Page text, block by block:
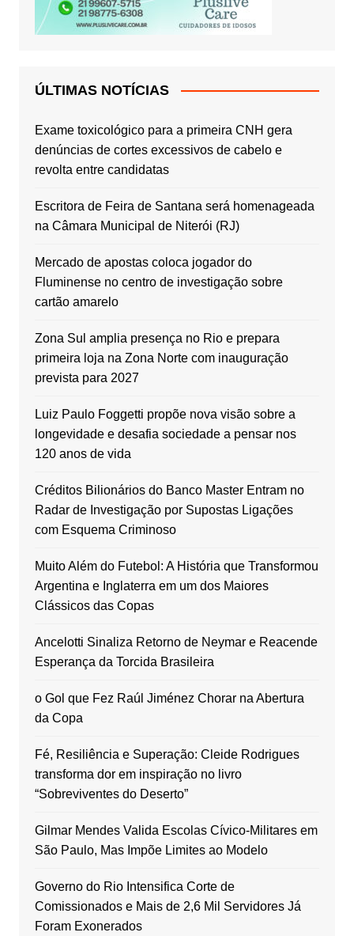
ÚLTIMAS NOTÍCIAS
Exame toxicológico para a primeira CNH gera
denúncias de cortes excessivos de cabelo e
revolta entre candidatas
Escritora de Feira de Santana será homenageada
na Câmara Municipal de Niterói (RJ)
Mercado de apostas coloca jogador do
Fluminense no centro de investigação sobre
cartão amarelo
Zona Sul amplia presença no Rio e prepara
primeira loja na Zona Norte com inauguração
prevista para 2027
Luiz Paulo Foggetti propõe nova visão sobre a
longevidade e desafia sociedade a pensar nos
120 anos de vida
Créditos Bilionários do Banco Master Entram no
Radar de Investigação por Supostas Ligações
com Esquema Criminoso
Muito Além do Futebol: A História que Transformou
Argentina e Inglaterra em um dos Maiores
Clássicos das Copas
Ancelotti Sinaliza Retorno de Neymar e Reacende
Esperança da Torcida Brasileira
o Gol que Fez Raúl Jiménez Chorar na Abertura
da Copa
Fé, Resiliência e Superação: Cleide Rodrigues
transforma dor em inspiração no livro
“Sobreviventes do Deserto”
Gilmar Mendes Valida Escolas Cívico-Militares em
São Paulo, Mas Impõe Limites ao Modelo
Governo do Rio Intensifica Corte de
Comissionados e Mais de 2,6 Mil Servidores Já
Foram Exonerados